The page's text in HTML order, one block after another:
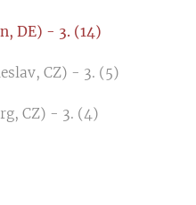
DE) - 3. (14)
CZ) - 3. (5)
CZ) - 3. (4)